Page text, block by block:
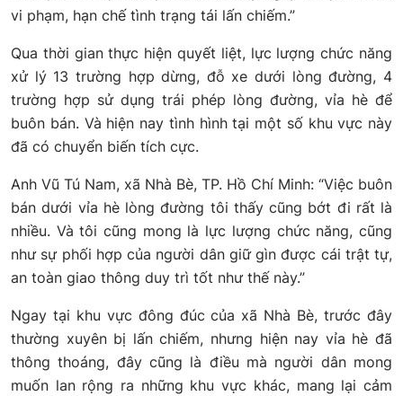
vi phạm, hạn chế tình trạng tái lấn chiếm.”
Qua thời gian thực hiện quyết liệt, lực lượng chức năng
xử lý 13 trường hợp dừng, đỗ xe dưới lòng đường, 4
trường hợp sử dụng trái phép lòng đường, vỉa hè để
buôn bán. Và hiện nay tình hình tại một số khu vực này
đã có chuyển biến tích cực.
Anh Vũ Tú Nam, xã Nhà Bè, TP. Hồ Chí Minh: “Việc buôn
bán dưới vỉa hè lòng đường tôi thấy cũng bớt đi rất là
nhiều. Và tôi cũng mong là lực lượng chức năng, cũng
như sự phối hợp của người dân giữ gìn được cái trật tự,
an toàn giao thông duy trì tốt như thế này.”
Ngay tại khu vực đông đúc của xã Nhà Bè, trước đây
thường xuyên bị lấn chiếm, nhưng hiện nay vỉa hè đã
thông thoáng, đây cũng là điều mà người dân mong
muốn lan rộng ra những khu vực khác, mang lại cảm